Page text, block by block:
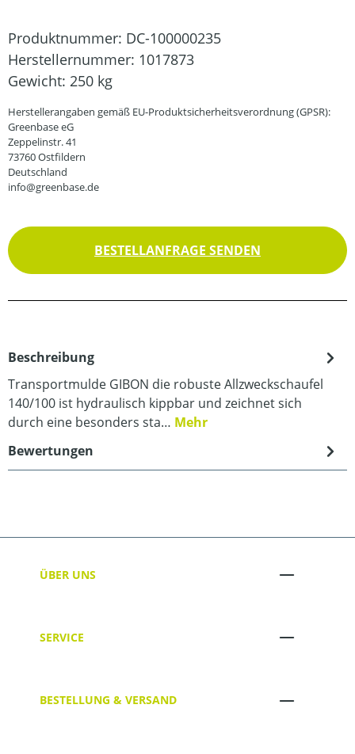
Produktnummer: DC-100000235
Herstellernummer: 1017873
Gewicht: 250 kg
Herstellerangaben gemäß EU-Produktsicherheitsverordnung (GPSR):
Greenbase eG
Zeppelinstr. 41
73760 Ostfildern
Deutschland
info@greenbase.de
BESTELLANFRAGE SENDEN
Beschreibung
Transportmulde GIBON die robuste Allzweckschaufel
140/100 ist hydraulisch kippbar und zeichnet sich
durch eine besonders sta… Mehr
Bewertungen
ÜBER UNS
SERVICE
BESTELLUNG & VERSAND